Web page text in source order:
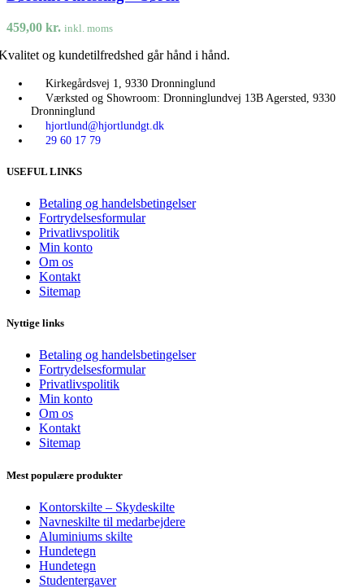
459,00 kr. inkl. moms
og kundetilfredshed går hånd i hånd.
Kirkegårdsvej 1, 9330 Dronninglund
Værksted og Showroom: Dronninglundvej 13B Agersted, 9330
Dronninglund
hjortlund@hjortlundgt.dk
29 60 17 79
USEFUL LINKS
Betaling og handelsbetingelser
Fortrydelsesformular
Privatlivspolitik
Min konto
Om os
Kontakt
Sitemap
Nyttige links
Betaling og handelsbetingelser
Fortrydelsesformular
Privatlivspolitik
Min konto
Om os
Kontakt
Sitemap
Mest populære produkter
Kontorskilte – Skydeskilte
Navneskilte til medarbejdere
Aluminiums skilte
Hundetegn
Hundetegn
Studentergaver